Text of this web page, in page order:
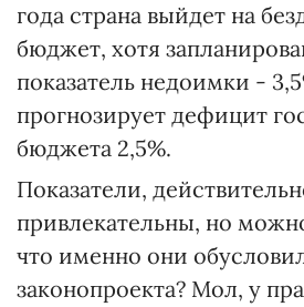
года страна выйдет на
бюджет, хотя
показатель недоимки -
прогнозирует дефицит
бюджета 2,5%.
Показатели,
привлекательны, но
что именно они
законопроекта? Мол, у